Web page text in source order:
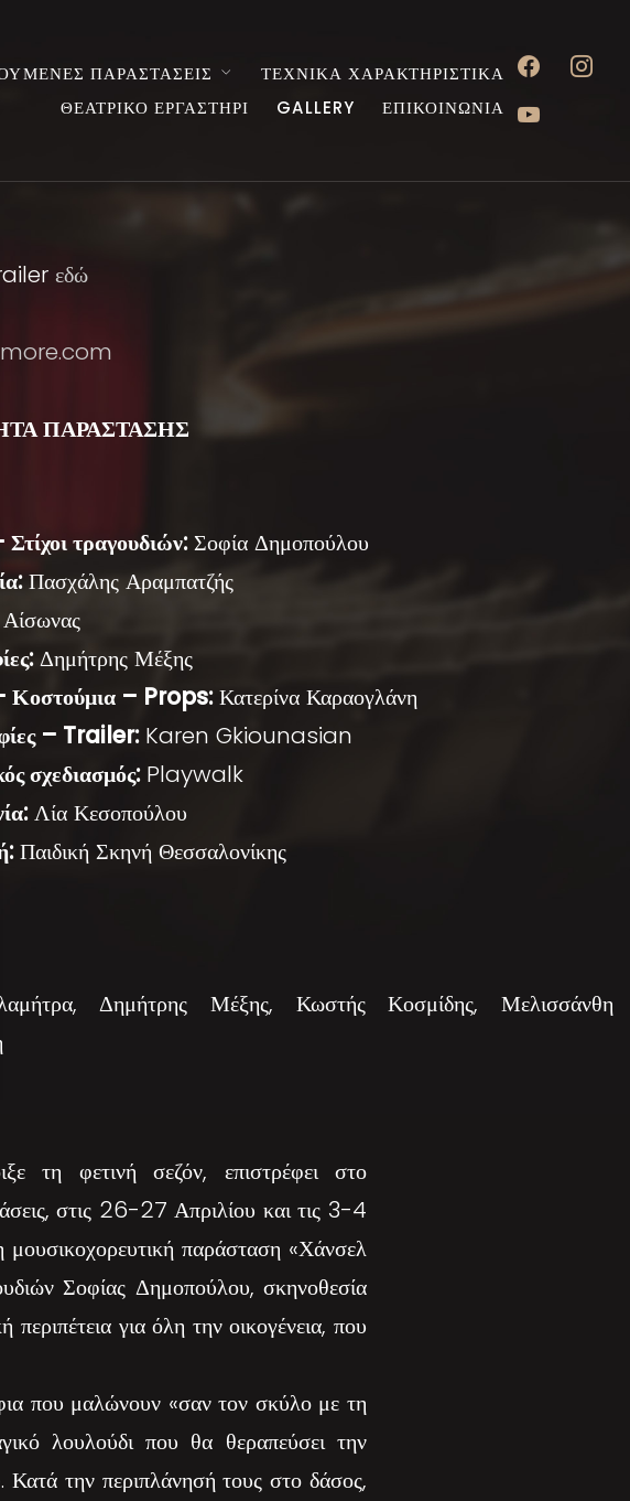
ΠΑΡΑΣΤΑΣΕΙΣ
ΤΕΧΝΙΚΑ ΧΑΡΑΚΤΗΡΙΣΤΙΚΑ
ΘΕΑΤΡΙΚΟ ΕΡΓΑΣΤΗΡΙ
GALLERY ΕΠΙΚΟΙΝΩΝΙΑ
facebook
youtube
εδώ
more.com
ΠΑΡΑΣΤΑΣΗΣ
τραγουδιών:Σοφία Δημοπούλου
Πασχάλης Αραμπατζής
Δημήτρης Μέξης
Κοστούμια – Props:Κατερίνα Καραογλάνη
– Trailer:Karen Gkiounasian
σχεδιασμός:Playwalk
Λία Κεσοπούλου
Παιδική Σκηνή Θεσσαλονίκης
Δημήτρης Μέξης, Κωστής Κοσμίδης, Μελισσάνθη
τη φετινή σεζόν, επιστρέφει στο
στις 26-27 Απριλίου και τις 3-4
παράσταση «Χάνσελ
Σοφίας Δημοπούλου, σκηνοθεσία
για όλη την οικογένεια, που
που μαλώνουν «σαν τον σκύλο με τη
λουλούδι που θα θεραπεύσει την
Κατά την περιπλάνησή τους στο δάσος,